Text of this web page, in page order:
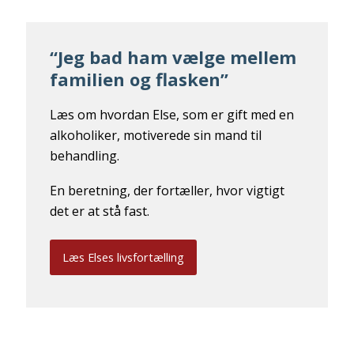
“Jeg bad ham vælge mellem
familien og flasken”
Læs om hvordan Else, som er gift med en
alkoholiker, motiverede sin mand til
behandling.
En beretning, der fortæller, hvor vigtigt
det er at stå fast.
Læs Elses livsfortælling